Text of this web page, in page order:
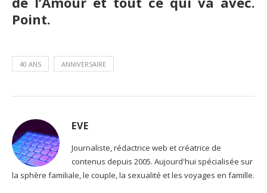
Point.
40 ANS ANNIVERSAIRE
EVE
Journaliste, rédactrice web et créatrice de
contenus depuis 2005. Aujourd'hui spécialisée sur
la sphère familiale, le couple, la sexualité et les voyages en famille.